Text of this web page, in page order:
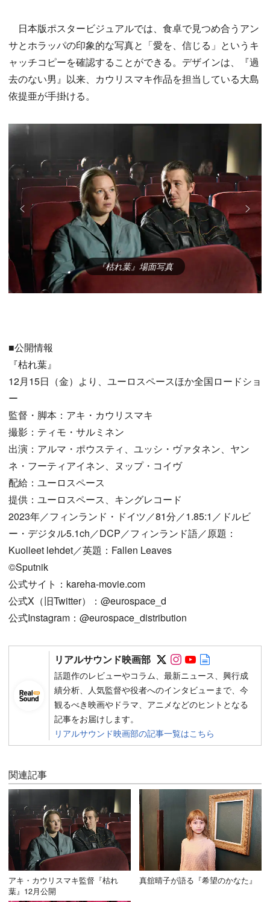
日本版ポスタービジュアルでは、食卓で見つめ合うアン
サとホラッパの印象的な写真と「愛を、信じる」というキ
ャッチコピーを確認することができる。デザインは、『過
去のない男』以来、カウリスマキ作品を担当している大島
依提亜が手掛ける。
『枯れ葉』場面写真
■公開情報
『枯れ葉』
12月15日（金）より、ユーロスペースほか全国ロードショ
ー
監督・脚本：アキ・カウリスマキ
撮影：ティモ・サルミネン
出演：アルマ・ポウスティ、ユッシ・ヴァタネン、ヤン
ネ・フーティアイネン、ヌップ・コイヴ
配給：ユーロスペース
提供：ユーロスペース、キングレコード
2023年／フィンランド・ドイツ／81分／1.85:1／ドルビ
ー・デジタル5.1ch／DCP／フィンランド語／原題：
Kuolleet lehdet／英題：Fallen Leaves
©Sputnik
公式サイト：kareha-movie.com
公式X（旧Twitter）：@eurospace_d
公式Instagram：@eurospace_distribution
リアルサウンド映画部 Follow on SNS
Follow on SNS
Follow on
話題作のレビューやコラム、最新ニュース、興行成
績分析、人気監督や役者へのインタビューまで、今
観るべき映画やドラマ、アニメなどのヒントとなる
記事をお届けします。
リアルサウンド映画部の記事一覧はこちら
関連記事
アキ・カウリスマキ監督『枯れ
葉』12月公開
真舘晴子が語る『希望のかなた』